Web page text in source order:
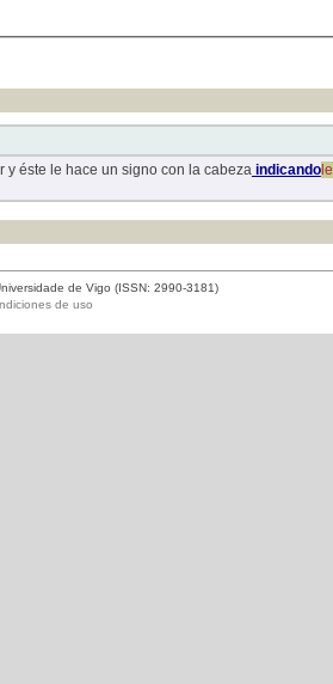
y éste le hace un signo con la cabezaindicandole
de Vigo (ISSN: 2990-3181)
de uso